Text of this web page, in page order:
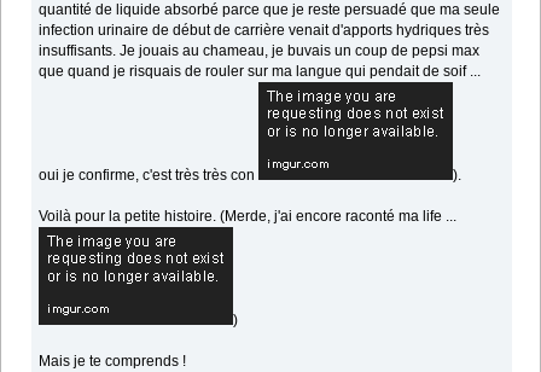
quantité de liquide absorbé parce que je reste persuadé que ma seule
infection urinaire de début de carrière venait d'apports hydriques très
insuffisants. Je jouais au chameau, je buvais un coup de pepsi max
que quand je risquais de rouler sur ma langue qui pendait de soif ...
oui je confirme, c'est très très con ).
Voilà pour la petite histoire. (Merde, j'ai encore raconté ma life ...
)
Mais je te comprends !